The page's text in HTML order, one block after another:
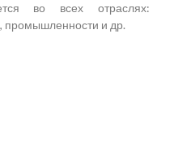
во всех отраслях:
промышленности и др.